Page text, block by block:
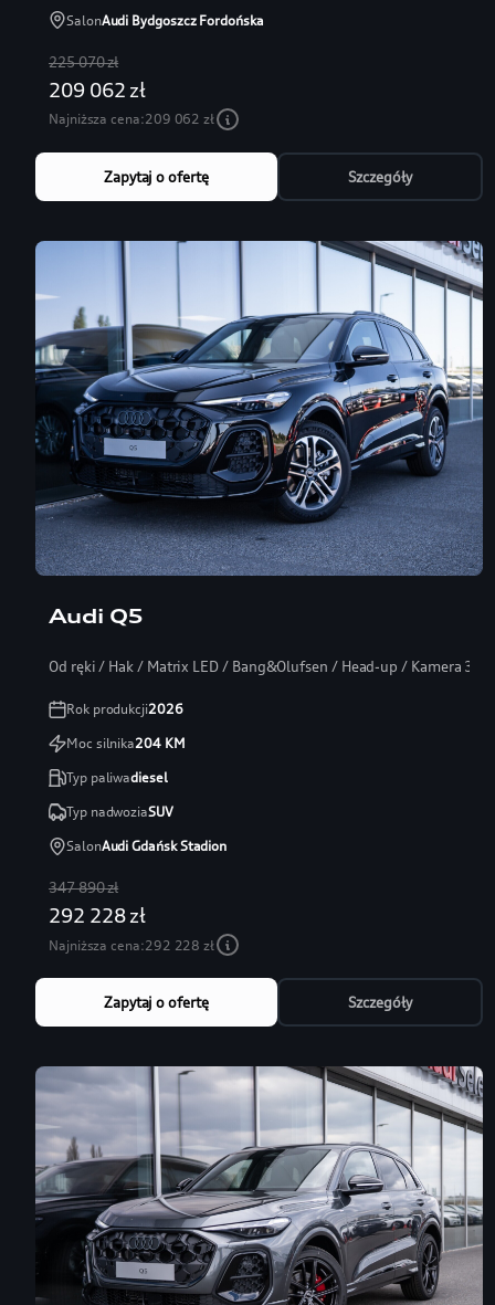
SalonAudi Bydgoszcz Fordońska
225 070 zł
209 062 zł
Najniższa cena:209 062 zł
Zapytaj o ofertę Szczegóły
Audi Q5
Od ręki / Hak / Matrix LED / Bang&Olufsen / Head-up / Kamera 360
Rok produkcji2026
Moc silnika204KM
Typ paliwadiesel
Typ nadwoziaSUV
SalonAudi Gdańsk Stadion
347 890 zł
292 228 zł
Najniższa cena:292 228 zł
Zapytaj o ofertę Szczegóły